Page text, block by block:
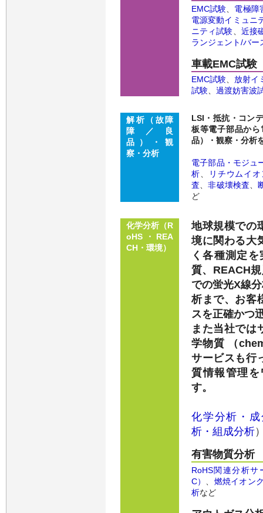
EMC試験
電極障
電源変動イミュニ
ニティ試験
近接
ランジェント/バー
車載EMC試験
EMC試験
放射イ
試験
過渡妨害波
解析（故障
障／良
品）・観
察・分析
LSI・抵抗・コン
板等電子部品か
品）・観察・分析
電子部品・モジュ
析
リチウムイ
査 、非破壊検査
ど
化学分析（R
oHS・REA
CH・環境）
地球規模での
境に関わる大
く各種測定
質、REACH
での蛍光X線
析まで、お客
スを正確かつ
また当社では
学物質 （
サービスも行
質情報管理
す。
化学分析・
析・組成分析
有害物質分析
RoHS関連分析サ
C）
燃焼イオン
析など